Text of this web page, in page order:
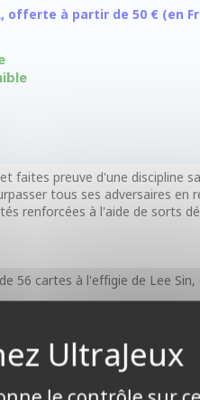
offerte à partir de 50 € (en
faites preuve d'une discipline
tous ses adversaires
renforcées à l'aide de sorts
56 cartes à l'effigie de Lee
une progression claire pour